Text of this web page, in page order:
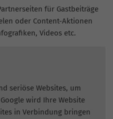
für Gastbeiträge
oder Content-Aktionen
Videos etc.
seriöse Websites, um
wird Ihre Website
in Verbindung bringen